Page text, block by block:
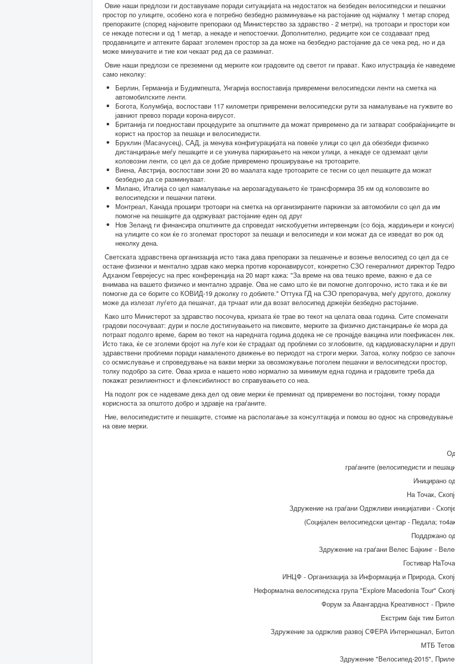
Овие наши предлози ги доставуваме поради ситуацијата на недостаток на безбеден велосипедски и пешачки
простор по улиците, особено кога е потребно безбедно разминување на растојание од најмалку 1 метар според
препораките (според најновите препораки од Министерство за здравство - 2 метри), на тротоари и простори кои
се некаде потесни и од 1 метар, а некаде и непостоечки. Дополнително, редиците кои се создаваат пред
продавниците и аптеките бараат зголемен простор за да може на безбедно растојание да се чека ред, но и да
може минувачите и тие кои чекаат ред да се разминат.
Овие наши предлози се преземени од мерките кои градовите од светот ги прават. Како илустрација ќе наведеме
само неколку:
Берлин, Германија и Будимпешта, Унгарија воспоставија привремени велосипедски ленти на сметка на
автомобилските ленти.
Богота, Колумбија, воспостави 117 километри привремени велосипедски рути за намалување на гужвите во
јавниот превоз поради корона-вирусот.
Британија ги поедностави процедурите за општините да можат привремено да ги затварат сообраќајниците
корист на простор за пешаци и велосипедисти.
Бруклин (Масачусец), САД, ја менува конфигурацијата на повеќе улици со цел да обезбеди физичко
дистанцирање меѓу пешаците и се укинува паркирањето на некои улици, а некаде се одземаат цели
коловозни ленти, со цел да се добие привремено проширување на тротоарите.
Виена, Австрија, воспостави зони 20 во маалата каде тротоарите се тесни со цел пешаците да можат
безбедно да се разминуваат.
Милано, Италија со цел намалување на аерозагадувањето ќе трансформира 35 км од коловозите во
велосипедски и пешачки патеки.
Монтреал, Канада прошири тротоари на сметка на организираните паркинзи за автомобили со цел да им
помогне на пешаците да одржуваат растојание еден од друг
Нов Зеланд ги финансира општините да спроведат нискобуџетни интервенции (со боја, жардињери и конуси)
на улиците со кои ќе го зголемат просторот за пешаци и велосипеди и кои можат да се изведат во рок од
неколку дена.
Светската здравствена организација исто така дава препораки за пешачење и возење велосипед со цел да се
остане физички и ментално здрав како мерка против коронавирусот, конкретно СЗО генералниот директор
Адханом Геврејесус на прес конференција на 20 март кажа: "За време на ова тешко време, важно е да се
внимава на вашето физичко и ментално здравје. Ова не само што ќе ви помогне долгорочно, исто така и ќе ви
помогне да се борите со КОВИД-19 доколку го добиете." Оттука ГД на СЗО препорачува, меѓу другото, доколку
може да излезат луѓето да пешачат, да трчаат или да возат велосипед држејќи безбедно растојание.
Како што Министерот за здравство посочува, кризата ќе трае во текот на целата оваа година. Сите споменати
градови посочуваат: дури и после достигнувањето на пиковите, мерките за физичко дистанцирање ќе мора да
потраат подолго време, барем во текот на наредната година додека не се пронајде вакцина или поефикасен
Исто така, ќе се зголеми бројот на луѓе кои ќе страдаат од проблеми со зглобовите, од кардиоваскуларни и
здравствени проблеми поради намаленото движење во периодот на строги мерки. Затоа, колку побрзо се
со осмислување и спроведување на вакви мерки за овозможување поголем пешачки и велосипедски простор,
толку подобро за сите. Оваа криза е нашето ново нормално за минимум една година и градовите треба да
покажат резилиентност и флексибилност во справувањето со неа.
На подолг рок се надеваме дека дел од овие мерки ќе преминат од привремени во постојани, токму поради
корисноста за општото добро и здравје на граѓаните.
Ние, велосипедистите и пешаците, стоиме на располагање за консултација и помош во однос на спроведување
на овие мерки.
граѓаните (велосипедисти и
Иницирано
На Точак,
Здружение на граѓани Одржливи иницијативи -
(Социјален велосипедски центар - Педала;
Поддржано
Здружение на граѓани Велес Бајкинг -
Гостивар
ИНЦФ - Организација за Информација и Природа,
Неформална велосипедска група "Explore Macedonia Tour"
Форум за Авангардна Креативност -
Екстрим бајк тим
Здружение за одржлив развој СФЕРА Интернешнал,
МТБ
Здружение "Велосипед-2015",